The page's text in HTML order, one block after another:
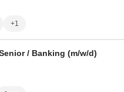
+1
/ Banking (m/w/d)